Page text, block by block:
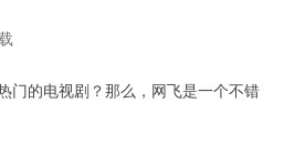
的电视剧？那么，网飞是一个不错